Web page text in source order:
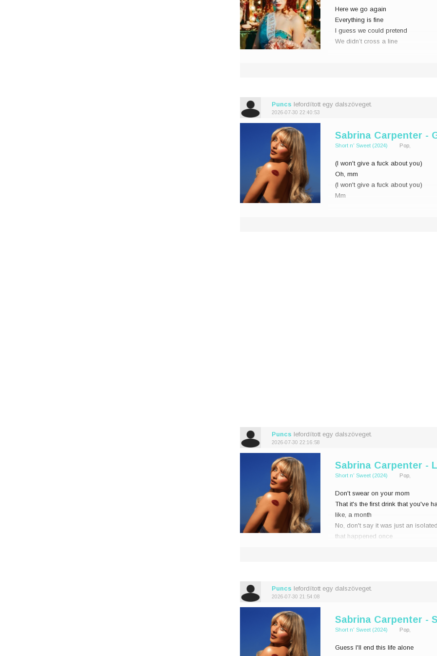
Here we go again
Everything is fine
I guess we could pretend
We didn’t cross a line
Puncs lefordított egy dalszöveget.
2026-07-30 22:40:53
Sabrina Carpenter -
Short n' Sweet (2024) Pop,
(I won't give a fuck about you)
Oh, mm
(I won't give a fuck about you)
Mm
Puncs lefordított egy dalszöveget.
2026-07-30 22:16:58
Sabrina Carpenter -
Short n' Sweet (2024) Pop,
Don't swear on your mom
That it's the first drink that you've
like, a month
No, don't say it was just an
that happened once
Puncs lefordított egy dalszöveget.
2026-07-30 21:54:08
Sabrina Carpenter -
Short n' Sweet (2024) Pop,
Guess I'll end this life alone